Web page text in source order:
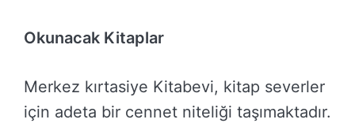
Okunacak Kitaplar
Merkez kırtasiye Kitabevi, kitap severler
için adeta bir cennet niteliği taşımaktadır.